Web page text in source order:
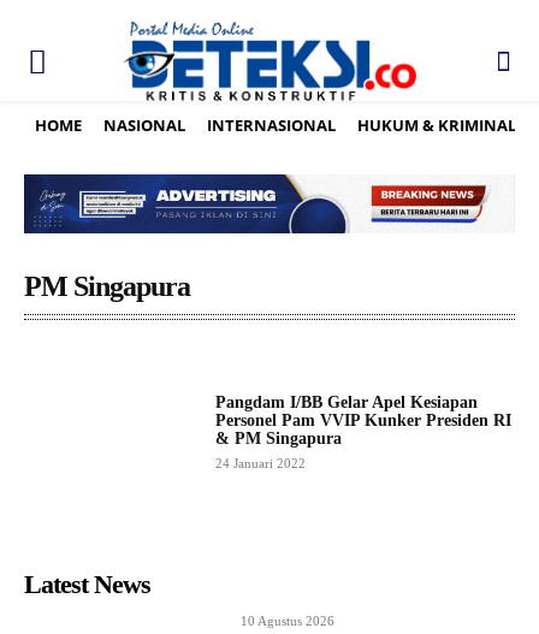
HOME NASIONAL INTERNASIONAL HUKUM & KRIMINAL
PM Singapura
Pangdam I/BB Gelar Apel Kesiapan
Personel Pam VVIP Kunker Presiden RI
& PM Singapura
24 Januari 2022
Latest News
10 Agustus 2026